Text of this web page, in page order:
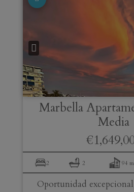
Marbella
Media
2 2 94 m
Oportunidad